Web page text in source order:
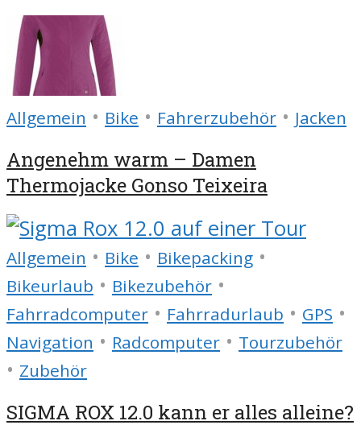
Allgemein • Bike • Fahrerzubehör • Jacken
Angenehm warm – Damen
Thermojacke Gonso Teixeira
Allgemein • Bike • Bikepacking •
Bikeurlaub • Bikezubehör •
Fahrradcomputer • Fahrradurlaub • GPS •
Navigation • Radcomputer • Tourzubehör
• Zubehör
SIGMA ROX 12.0 kann er alles alleine?